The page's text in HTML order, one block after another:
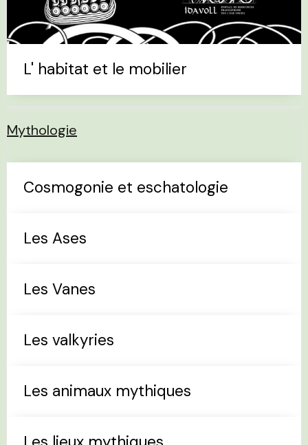
L' habitat et le mobilier
Mythologie
Cosmogonie et eschatologie
Les Ases
Les Vanes
Les valkyries
Les animaux mythiques